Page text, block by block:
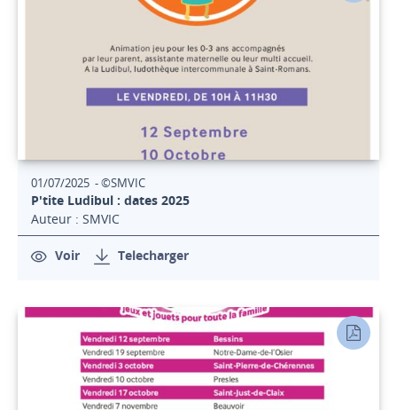
01/07/2025 - ©SMVIC
P'tite Ludibul : dates 2025
Auteur : SMVIC
Voir Telecharger